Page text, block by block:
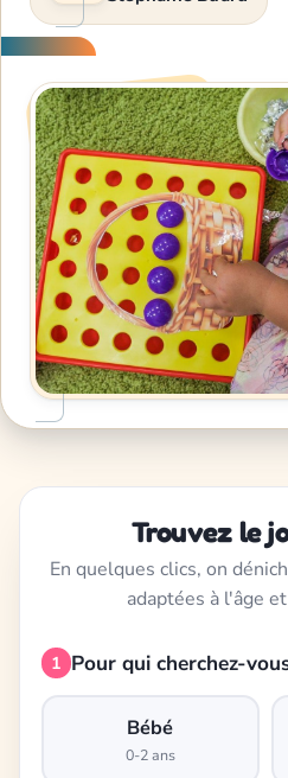
Trouvez le
En quelques clics, on
adaptées à l'âge
1 Pour qui cherchez-
Bébé
0-2 ans